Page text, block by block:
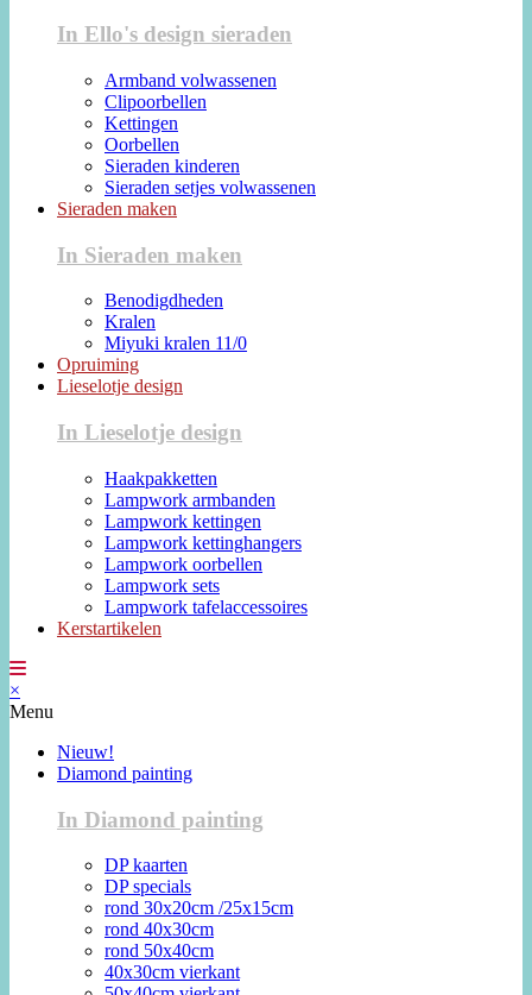
In Ello's design sieraden
Armband volwassenen
Clipoorbellen
Kettingen
Oorbellen
Sieraden kinderen
Sieraden setjes volwassenen
Sieraden maken
In Sieraden maken
Benodigdheden
Kralen
Miyuki kralen 11/0
Opruiming
Lieselotje design
In Lieselotje design
Haakpakketten
Lampwork armbanden
Lampwork kettingen
Lampwork kettinghangers
Lampwork oorbellen
Lampwork sets
Lampwork tafelaccessoires
Kerstartikelen
×
Menu
Nieuw!
Diamond painting
In Diamond painting
DP kaarten
DP specials
rond 30x20cm /25x15cm
rond 40x30cm
rond 50x40cm
40x30cm vierkant